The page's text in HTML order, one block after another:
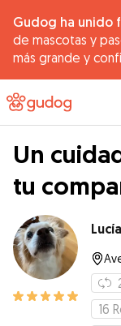
Gudog ha unido
de mascotas y
más grande y
Un
tu
Lucía
16